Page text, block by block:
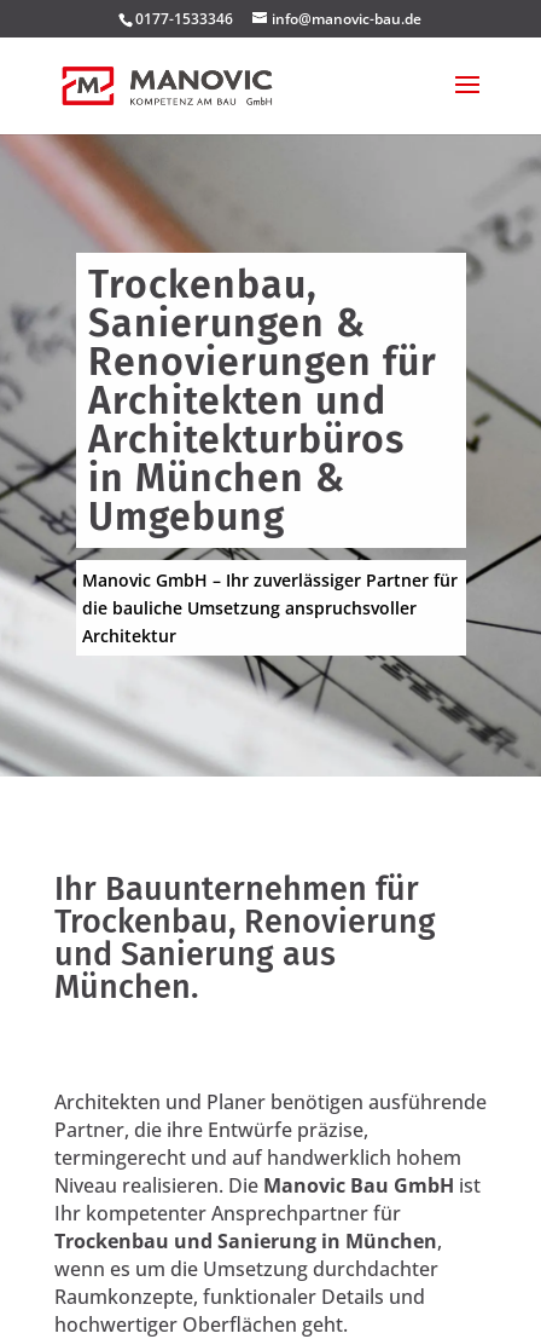
0177-1533346 info@manovic-bau.de
Trockenbau,
Sanierungen &
Renovierungen für
Architekten und
Architekturbüros
in München &
Umgebung
Manovic GmbH – Ihr zuverlässiger Partner für
die bauliche Umsetzung anspruchsvoller
Architektur
Ihr Bauunternehmen für
Trockenbau, Renovierung
und Sanierung aus
München.
Architekten und Planer benötigen ausführende
Partner, die ihre Entwürfe präzise,
termingerecht und auf handwerklich hohem
Niveau realisieren. Die Manovic Bau GmbH ist
Ihr kompetenter Ansprechpartner für
Trockenbau und Sanierung in München,
wenn es um die Umsetzung durchdachter
Raumkonzepte, funktionaler Details und
hochwertiger Oberflächen geht.